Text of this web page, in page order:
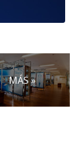
MÁS »